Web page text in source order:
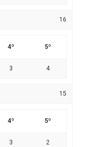
16
4º 5º
3 4
15
4º 5º
3 2